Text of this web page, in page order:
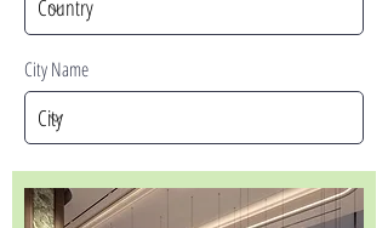
City Name